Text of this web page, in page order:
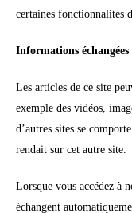
certaines fonctionnalités
Informations
Les articles de ce site
exemple des vidéos,
d’autres sites se
rendait sur cet autre site.
Lorsque vous accédez à
échangent